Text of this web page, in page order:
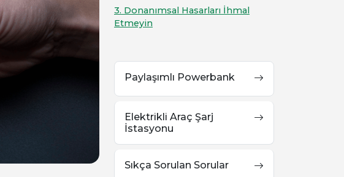
3. Donanımsal Hasarları İhmal
Etmeyin
Paylaşımlı Powerbank
Elektrikli Araç Şarj
İstasyonu
Sıkça Sorulan Sorular